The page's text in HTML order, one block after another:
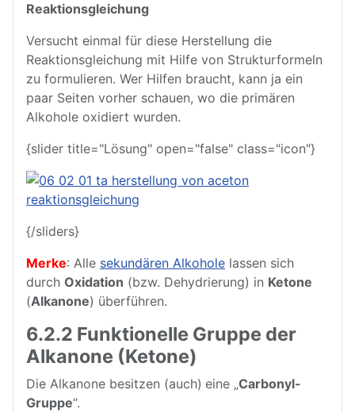
Reaktionsgleichung
Versucht einmal für diese Herstellung die
Reaktionsgleichung mit Hilfe von Strukturformeln
zu formulieren. Wer Hilfen braucht, kann ja ein
paar Seiten vorher schauen, wo die primären
Alkohole oxidiert wurden.
{slider title="Lösung" open="false" class="icon"}
{/sliders}
Merke: Alle sekundären Alkohole lassen sich
durch Oxidation (bzw. Dehydrierung) in Ketone
(Alkanone) überführen.
6.2.2 Funktionelle Gruppe der
Alkanone (Ketone)
Die Alkanone besitzen (auch) eine „Carbonyl-
Gruppe“.